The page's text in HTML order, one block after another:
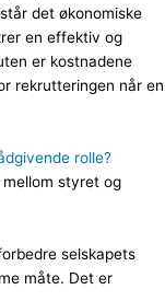
det økonomiske
en effektiv og
er kostnadene
rekrutteringen når en
rolle?
styret og
selskapets
måte. Det er